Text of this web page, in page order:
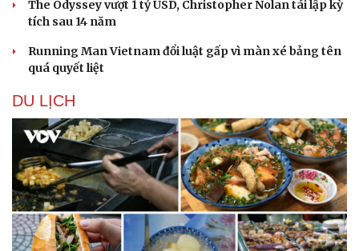
The Odyssey vượt 1 tỷ USD, Christopher Nolan tái lập kỳ
tích sau 14 năm
Running Man Vietnam đổi luật gấp vì màn xé bảng tên
quá quyết liệt
DU LỊCH